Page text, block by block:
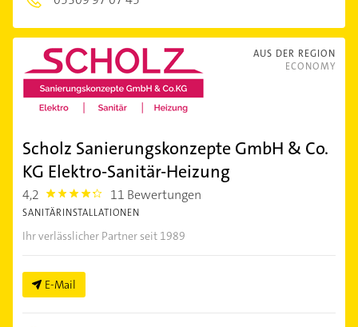
AUS DER REGION
ECONOMY
Scholz Sanierungskonzepte GmbH & Co.
KG Elektro-Sanitär-Heizung
4,2 4.2000003 11 Bewertungen
SANITÄRINSTALLATIONEN
Ihr verlässlicher Partner seit 1989
E-Mail